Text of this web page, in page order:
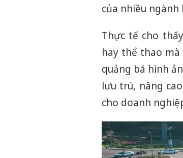
của nhiều
Thực tế cho
hay thể thao
quảng bá hình
lưu trú, nâng
cho doanh